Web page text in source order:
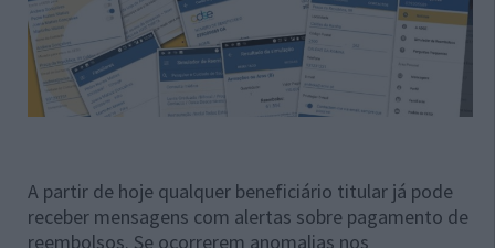
A partir de hoje qualquer beneficiário titular já pode
receber mensagens com alertas sobre pagamento de
reembolsos. Se ocorrerem anomalias nos